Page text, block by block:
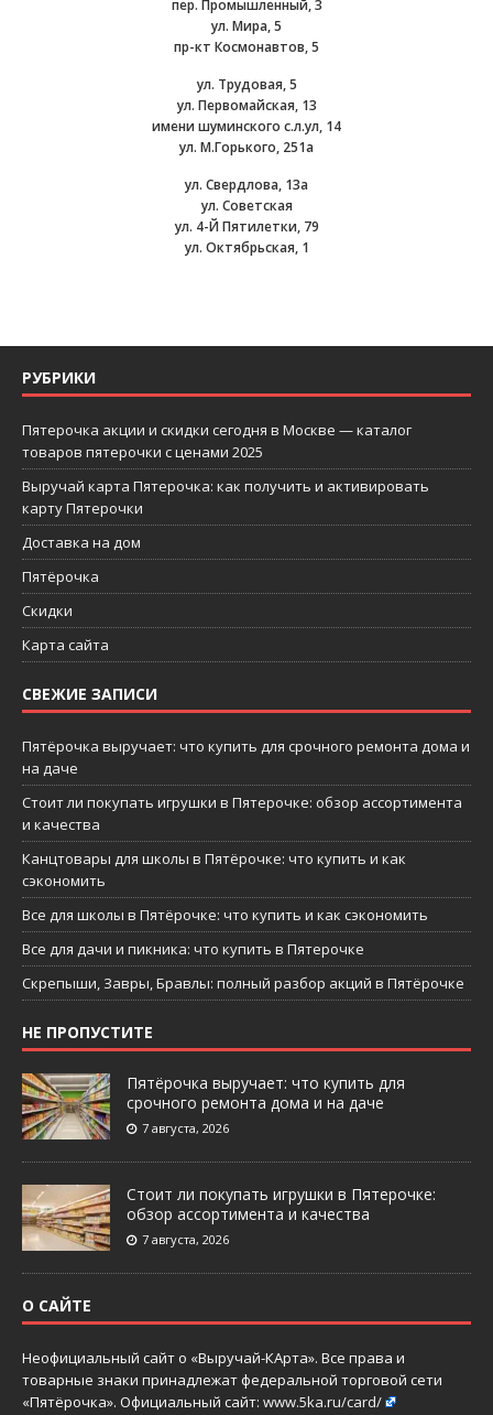
пер. Промышленный, 3
ул. Мира, 5
пр-кт Космонавтов, 5
ул. Трудовая, 5
ул. Первомайская, 13
имени шуминского с.л.ул, 14
ул. М.Горького, 251а
ул. Свердлова, 13а
ул. Советская
ул. 4-Й Пятилетки, 79
ул. Октябрьская, 1
РУБРИКИ
Пятерочка акции и скидки сегодня в Москве — каталог
товаров пятерочки с ценами 2025
Выручай карта Пятерочка: как получить и активировать
карту Пятерочки
Доставка на дом
Пятёрочка
Скидки
Карта сайта
СВЕЖИЕ ЗАПИСИ
Пятёрочка выручает: что купить для срочного ремонта дома и
на даче
Стоит ли покупать игрушки в Пятерочке: обзор ассортимента
и качества
Канцтовары для школы в Пятёрочке: что купить и как
сэкономить
Все для школы в Пятёрочке: что купить и как сэкономить
Все для дачи и пикника: что купить в Пятерочке
Скрепыши, Завры, Бравлы: полный разбор акций в Пятёрочке
НЕ ПРОПУСТИТЕ
Пятёрочка выручает: что купить для
срочного ремонта дома и на даче
7 августа, 2026
Стоит ли покупать игрушки в Пятерочке:
обзор ассортимента и качества
7 августа, 2026
О САЙТЕ
Неофициальный сайт о «Выручай-КАрта». Все права и
товарные знаки принадлежат федеральной торговой сети
«Пятёрочка». Официальный сайт: www.5ka.ru/card/